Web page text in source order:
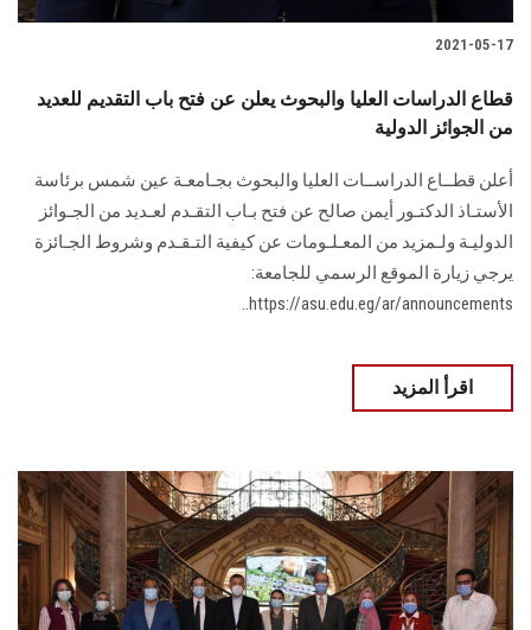
2021-05-17
قطاع الدراسات العليا والبحوث يعلن عن فتح باب التقديم للعديد
من الجوائز الدولية
أعلن قطــاع الدراســات العليا والبحوث بجـامعـة عين شمس برئاسة
الأستـاذ الدكتـور أيمن صالح عن فتح بـاب التقـدم لعـديد من الجـوائز
الدوليـة ولـمزيد من المعـلـومات عن كيفية التـقـدم وشروط الجـائزة
يرجي زيارة الموقع الرسمي للجامعة:
https://asu.edu.eg/ar/announcements..
اقرأ المزيد